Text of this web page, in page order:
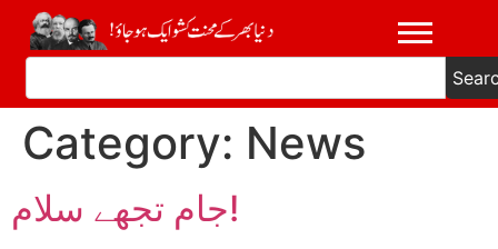
Category: News
جام تجھے سلام!